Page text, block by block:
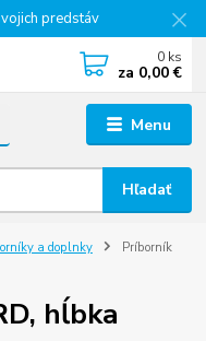
predstáv
Menu
Hľadať
0 ks
za 0,00 €
a doplnky
Príborník
hĺbka